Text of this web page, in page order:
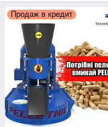
Зв'язатися з
можна за номером
Більш детально ви
https://mashgroup.ck.ua
Продаж в кредит